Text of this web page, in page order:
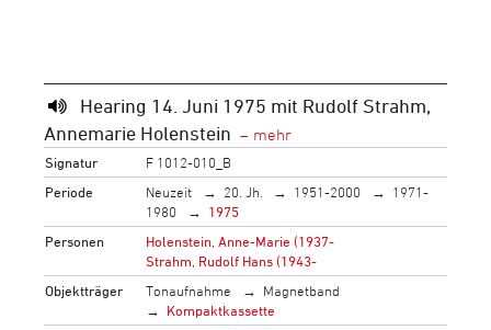
Hearing 14. Juni 1975 mit Rudolf Strahm,
Annemarie Holenstein
Signatur
F 1012-010_B
Periode
Neuzeit 20. Jh. 1951-2000
1971-
1980
1975
Personen
Holenstein, Anne-Marie (1937-
Strahm, Rudolf Hans (1943-
Objektträger
Tonaufnahme
Magnetband
Kompaktkassette